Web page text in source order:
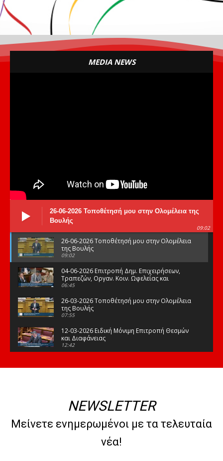
MEDIA NEWS
26-06-2026 Τοποθέτησή μου στην Ολομέλεια της
Βουλής
09:02
26-06-2026 Τοποθέτησή μου στην Ολομέλεια
της Βουλής
09:02
04-06-2026 Επιτροπή Δημ. Επιχειρήσεων,
Τραπεζών, Οργαν. Κοιν. Ωφελείας και
Φορέων Κοινων. Ασφάλισης
06:45
26-03-2026 Τοποθέτησή μου στην Ολομέλεια
της Βουλής
07:55
12-03-2026 Ειδική Μόνιμη Επιτροπή Θεσμών
και Διαφάνειας
12:42
της Βουλής
08:47
10-02-2026 Διαρκής Επιτροπή Μορφωτικών
Υποθέσεων
NEWSLETTER
Μείνετε ενημερωμένοι με τα τελευταία
νέα!